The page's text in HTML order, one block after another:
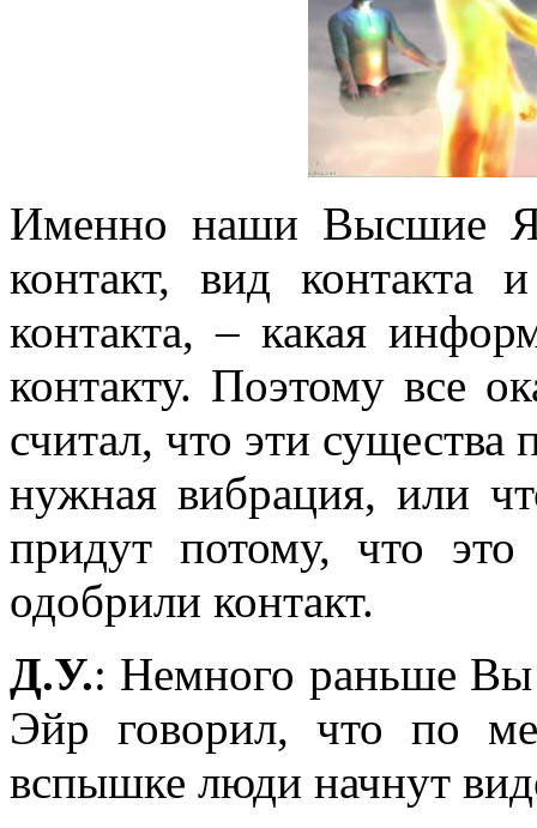
Именно наши Высшие
контакт, вид
контакта, – какая
контакту. Поэтому все
считал, что эти существа
нужная вибрация, или
придут потому, что
одобрили контакт.
Д.У.: Немного раньше Вы
Эйр говорил, что по
вспышке люди начнут